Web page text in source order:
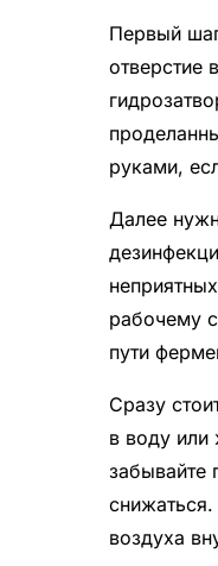
Первый
отверстие
руками,
Далее
рабочему
пути
Сразу
в воду или
забывайте
воздуха